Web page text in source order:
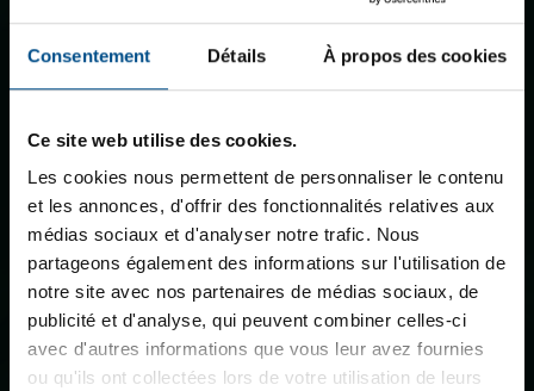
Consentement Détails À propos des cookies
Ce site web utilise des cookies.
Les cookies nous permettent de personnaliser le contenu
et les annonces, d'offrir des fonctionnalités relatives aux
médias sociaux et d'analyser notre trafic. Nous
partageons également des informations sur l'utilisation de
notre site avec nos partenaires de médias sociaux, de
publicité et d'analyse, qui peuvent combiner celles-ci
avec d'autres informations que vous leur avez fournies
ou qu'ils ont collectées lors de votre utilisation de leurs
En préservant les ressources naturelles par la réduction des
Déchets d’Équipements Électriques et Électroniques (DEEE)
La coopération entre afb et ses partenaires à l’échelle
européenne permet d’atteindre de manière décisive des
objectifs sociaux et écologiques. Acheteur professionnel ou